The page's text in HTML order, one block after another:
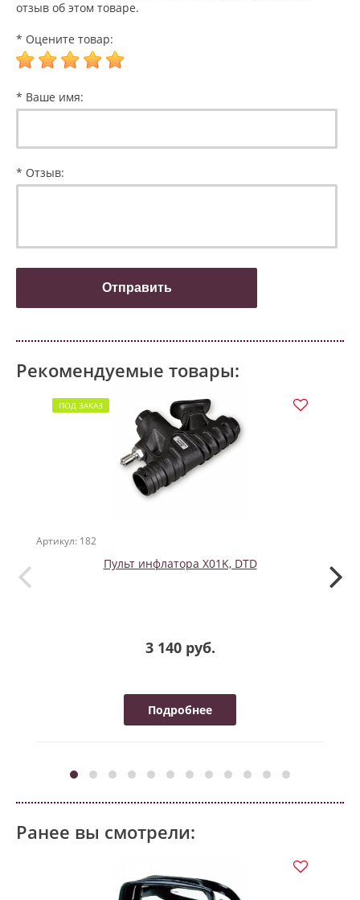
отзыв об этом товаре.
* Оцените товар:
* Ваше имя:
* Отзыв:
Рекомендуемые товары:
ПОД ЗАКАЗ
Артикул: 182
Пульт инфлатора X01K, DTD
3 140 руб.
Подробнее
Ранее вы смотрели: